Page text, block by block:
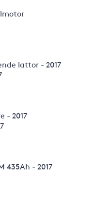
lattor - 2017
- 2017
435Ah - 2017